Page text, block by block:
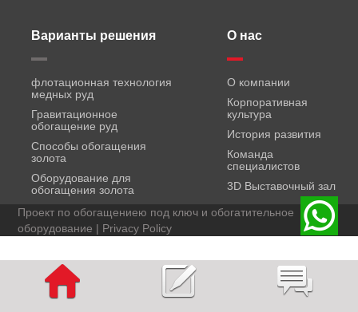
Варианты решения
флотационная технология
медных руд
Гравитационное
обогащение руд
Способы обогащения
золота
Оборудование для
обогащения золота
О нас
О компании
Корпоративная
культура
История развития
Команда
специалистов
3D Выставочный зал
Проект по обогащениею под ключ и обогатительное
оборудование | Privacy Policy